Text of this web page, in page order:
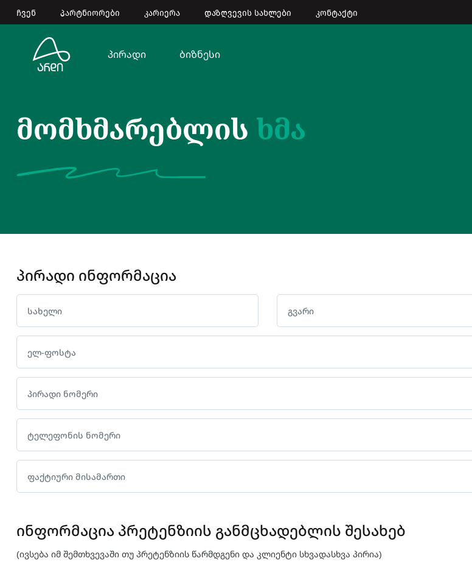
ჩვენ პარტნიორები კარიერა დაზღვევის სახლები კონტაქტი
პირადი ბიზნესი
მომხმარებლის ხმა
პირადი ინფორმაცია
ინფორმაცია პრეტენზიის განმცხადებლის შესახებ
(ივსება იმ შემთხვევაში თუ პრეტენზიის წარმდგენი და კლიენტი სხვადასხვა პირია)